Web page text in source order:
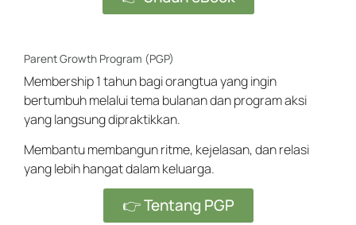
Parent Growth Program (PGP)
Membership 1 tahun bagi orangtua yang ingin
bertumbuh melalui tema bulanan dan program aksi
yang langsung dipraktikkan.
Membantu membangun ritme, kejelasan, dan relasi
yang lebih hangat dalam keluarga.
👉 Tentang PGP